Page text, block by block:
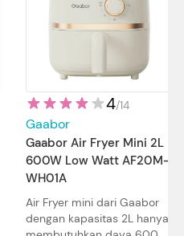
4/14
Gaabor
Gaabor Air Fryer Mini 2L
600W Low Watt AF20M-
WH01A
Air Fryer mini dari Gaabor
dengan kapasitas 2L hanya